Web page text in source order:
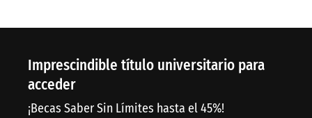
Imprescindible título universitario para
acceder
¡Becas Saber Sin Límites hasta el 45%!